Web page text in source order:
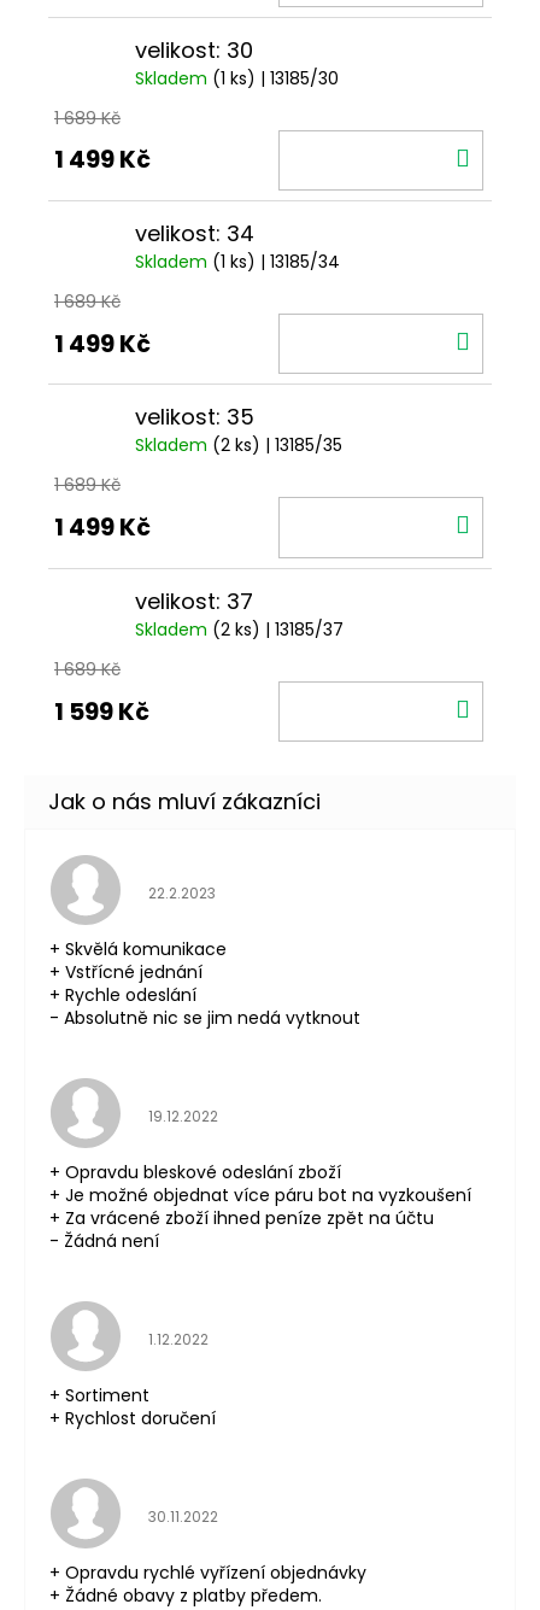
velikost: 30
Skladem (1 ks) | 13185/30
1 689 Kč
1 499 Kč
velikost: 34
Skladem (1 ks) | 13185/34
1 689 Kč
1 499 Kč
velikost: 35
Skladem (2 ks) | 13185/35
1 689 Kč
1 499 Kč
velikost: 37
Skladem (2 ks) | 13185/37
1 689 Kč
1 599 Kč
Hodnocení obchodu je 5 z 5 hvězdiček.
22.2.2023
+ Skvělá komunikace
+ Vstřícné jednání
+ Rychle odeslání
- Absolutně nic se jim nedá vytknout
Hodnocení obchodu je 5 z 5 hvězdiček.
19.12.2022
+ Opravdu bleskové odeslání zboží
+ Je možné objednat více páru bot na vyzkoušení
+ Za vrácené zboží ihned peníze zpět na účtu
- Žádná není
Hodnocení obchodu je 5 z 5 hvězdiček.
1.12.2022
+ Sortiment
+ Rychlost doručení
Hodnocení obchodu je 5 z 5 hvězdiček.
30.11.2022
+ Opravdu rychlé vyřízení objednávky
+ Žádné obavy z platby předem.